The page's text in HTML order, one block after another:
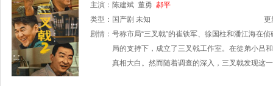
主演： 陈建斌 董勇 郝平
类型： 国产剧 未知
更
剧情： 号称市局“三叉戟”的崔铁军、徐国柱和潘江海在
局的支持下，成立了三叉戟工作室。在徒弟小吕
真相大白。然而随着调查的深入，三叉戟发现这